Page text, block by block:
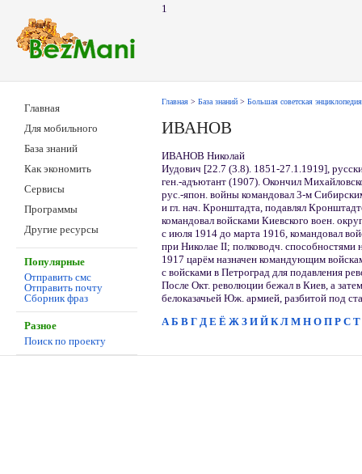
1
Главная
Для мобильного
База знаний
Как экономить
Сервисы
Программы
Другие ресурсы
Популярные
Отправить смс
Отправить почту
Сборник фраз
Разное
Поиск по проекту
Главная > База знаний > Большая советская энциклопедия
ИВАНОВ
ИВАНОВ Николай
Иудович [22.7 (3.8). 1851-27.1.1919],
ген.-адъютант (1907). Окончил
рус.-япон. войны командовал 3-м
и гл. нач. Кронштадта, подавлял
командовал войсками Киевского воен.
с июля 1914 до марта 1916, командовал
при Николае II; полководч. способностями
1917 царём назначен командующим
с войсками в Петроград для подавления
После Окт. революции бежал в Киев, а
белоказачьей Юж. армией, разбитой под
А Б В Г Д Е Ё Ж З И Й К Л М Н О П Р С Т